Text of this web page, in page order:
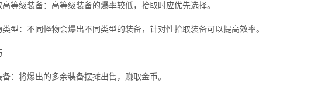
等级装备：高等级装备的爆率较低，拾取时应优先选择。
类型：不同怪物会爆出不同类型的装备，针对性拾取装备可以提高效率。
：将爆出的多余装备摆摊出售，赚取金币。